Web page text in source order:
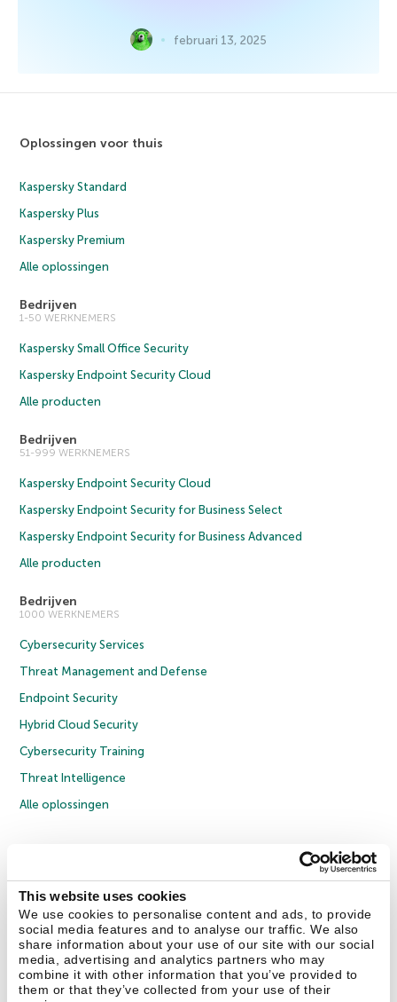
This website uses cookies
We use cookies to personalise content and ads, to provide
social media features and to analyse our traffic. We also
share information about your use of our site with our social
media, advertising and analytics partners who may
combine it with other information that you’ve provided to
them or that they’ve collected from your use of their
februari 13, 2025
Oplossingen voor thuis
Kaspersky Standard
Kaspersky Plus
Kaspersky Premium
Alle oplossingen
Bedrijven
1-50 WERKNEMERS
Kaspersky Small Office Security
Kaspersky Endpoint Security Cloud
Alle producten
Bedrijven
51-999 WERKNEMERS
Kaspersky Endpoint Security Cloud
Kaspersky Endpoint Security for Business Select
Kaspersky Endpoint Security for Business Advanced
Alle producten
Bedrijven
1000 WERKNEMERS
Cybersecurity Services
Threat Management and Defense
Endpoint Security
Hybrid Cloud Security
Cybersecurity Training
Threat Intelligence
Alle oplossingen
Privacybeleid
Licentieovereenkomst B2B
Contact Us Over ons Partners Blog Resource Center
Persberichten
Vertrouwen in Kaspersky
Securelist Eugene Personal Blog